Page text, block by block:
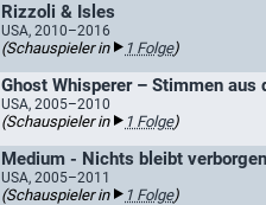
Rizzoli & Isles
USA, 2010–2016
(Schauspieler in 1 Folge)
Ghost Whisperer – Stimmen aus
USA, 2005–2010
(Schauspieler in 1 Folge)
Medium - Nichts bleibt verborgen
USA, 2005–2011
(Schauspieler in 1 Folge)